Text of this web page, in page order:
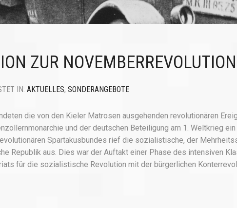
ZUR NOVEMBERREVOLUTION
IN: AKTUELLES, SONDERANGEBOTE
die von den Kieler Matrosen ausgehenden revolutionären
und der deutschen Beteiligung am 1. Weltkrieg
Spartakusbundes rief die sozialistische, der
Republik aus. Dies war der Auftakt einer Phase des intensiven
für die sozialistische Revolution mit der bürgerlichen